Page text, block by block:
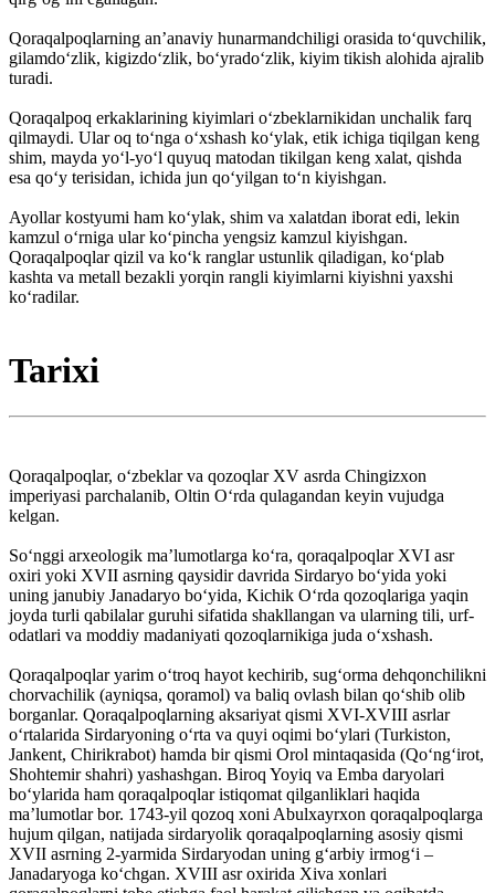
Qoraqalpoqlarning anʼanaviy hunarmandchiligi orasida toʻquvchilik,
gilamdoʻzlik, kigizdoʻzlik, boʻyradoʻzlik, kiyim tikish alohida ajralib
turadi.
Qoraqalpoq erkaklarining kiyimlari oʻzbeklarnikidan unchalik farq
qilmaydi. Ular oq toʻnga oʻxshash koʻylak, etik ichiga tiqilgan keng
shim, mayda yoʻl-yoʻl quyuq matodan tikilgan keng xalat, qishda
esa qoʻy terisidan, ichida jun qoʻyilgan toʻn kiyishgan.
Ayollar kostyumi ham koʻylak, shim va xalatdan iborat edi, lekin
kamzul oʻrniga ular koʻpincha yengsiz kamzul kiyishgan.
Qoraqalpoqlar qizil va koʻk ranglar ustunlik qiladigan, koʻplab
kashta va metall bezakli yorqin rangli kiyimlarni kiyishni yaxshi
koʻradilar.
Tarixi
Qoraqalpoqlar, oʻzbeklar va qozoqlar XV asrda Chingizxon
imperiyasi parchalanib, Oltin Oʻrda qulagandan keyin vujudga
kelgan.
Soʻnggi arxeologik maʼlumotlarga koʻra, qoraqalpoqlar XVI asr
oxiri yoki XVII asrning qaysidir davrida Sirdaryo boʻyida yoki
uning janubiy Janadaryo boʻyida, Kichik Oʻrda qozoqlariga yaqin
joyda turli qabilalar guruhi sifatida shakllangan va ularning tili, urf-
odatlari va moddiy madaniyati qozoqlarnikiga juda oʻxshash.
Qoraqalpoqlar yarim oʻtroq hayot kechirib, sugʻorma dehqonchilikni
chorvachilik (ayniqsa, qoramol) va baliq ovlash bilan qoʻshib olib
borganlar. Qoraqalpoqlarning aksariyat qismi XVI-XVIII asrlar
oʻrtalarida Sirdaryoning oʻrta va quyi oqimi boʻylari (Turkiston,
Jankent, Chirikrabot) hamda bir qismi Orol mintaqasida (Qoʻngʻirot,
Shohtemir shahri) yashashgan. Biroq Yoyiq va Emba daryolari
boʻylarida ham qoraqalpoqlar istiqomat qilganliklari haqida
maʼlumotlar bor. 1743-yil qozoq xoni Abulxayrxon qoraqalpoqlarga
hujum qilgan, natijada sirdaryolik qoraqalpoqlarning asosiy qismi
XVII asrning 2-yarmida Sirdaryodan uning gʻarbiy irmogʻi –
Janadaryoga koʻchgan. XVIII asr oxirida Xiva xonlari